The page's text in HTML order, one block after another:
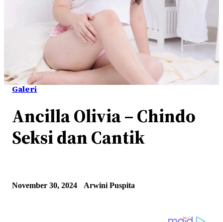
Galeri
Ancilla Olivia – Chindo
Seksi dan Cantik
November 30, 2024 Arwini Puspita